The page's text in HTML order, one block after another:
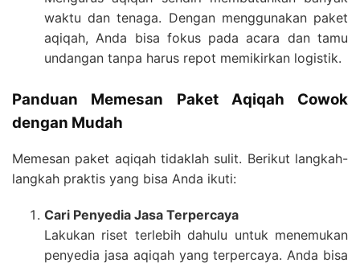
waktu dan tenaga. Dengan menggunakan paket
aqiqah, Anda bisa fokus pada acara dan tamu
undangan tanpa harus repot memikirkan logistik.
Panduan Memesan Paket Aqiqah Cowok
dengan Mudah
Memesan paket aqiqah tidaklah sulit. Berikut langkah-
langkah praktis yang bisa Anda ikuti:
Cari Penyedia Jasa Terpercaya
Lakukan riset terlebih dahulu untuk menemukan
penyedia jasa aqiqah yang terpercaya. Anda bisa